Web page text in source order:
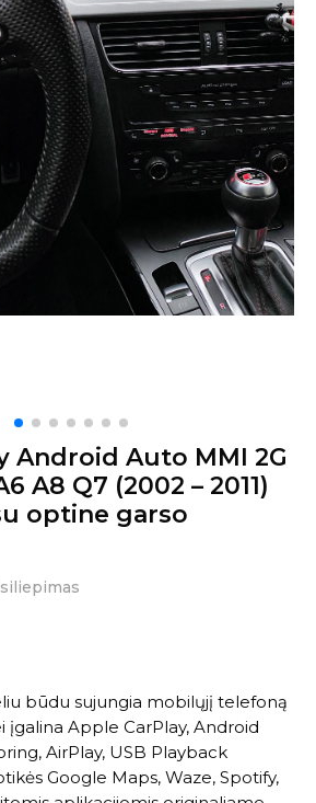
Android Auto MMI 2G
A8 Q7 (2002 – 2011)
optine garso
būdu sujungia mobilųjį telefoną
įgalina Apple CarPlay, Android
AirPlay, USB Playback
Google Maps, Waze, Spotify,